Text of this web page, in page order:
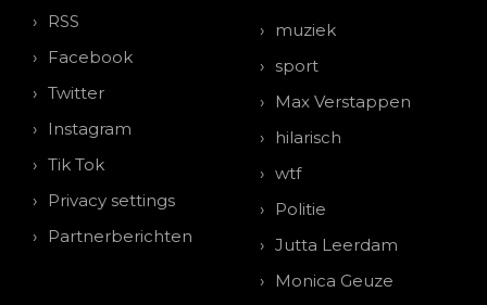
RSS
Facebook
Twitter
Instagram
Tik Tok
Privacy settings
Partnerberichten
muziek
sport
Max Verstappen
hilarisch
wtf
Politie
Jutta Leerdam
Monica Geuze